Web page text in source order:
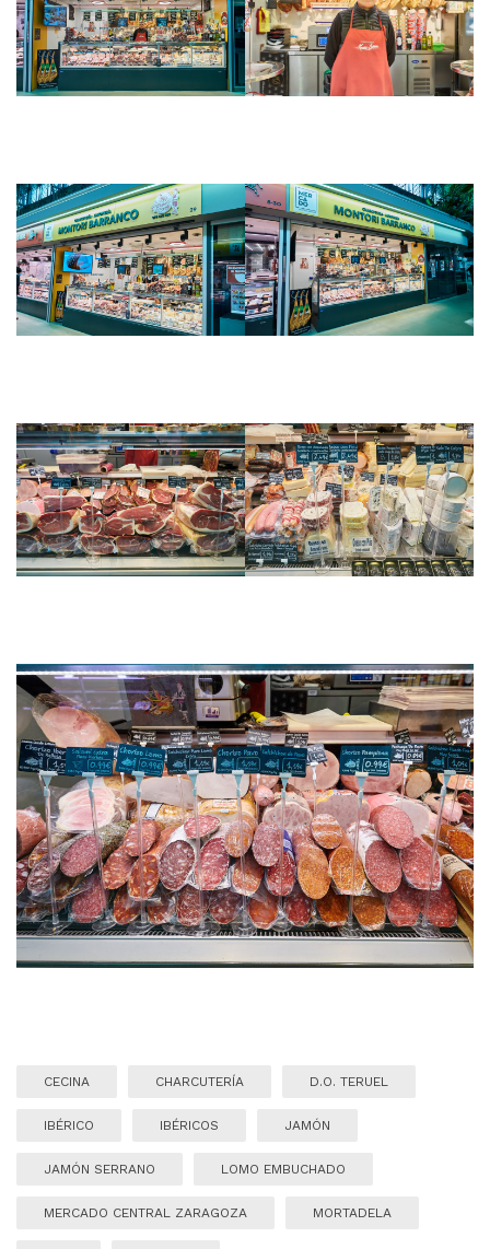
CECINA CHARCUTERÍA D.O. TERUEL
IBÉRICO IBÉRICOS JAMÓN
JAMÓN SERRANO LOMO EMBUCHADO
MERCADO CENTRAL ZARAGOZA MORTADELA